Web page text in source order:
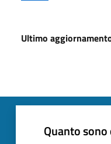
Ultimo
Quanto